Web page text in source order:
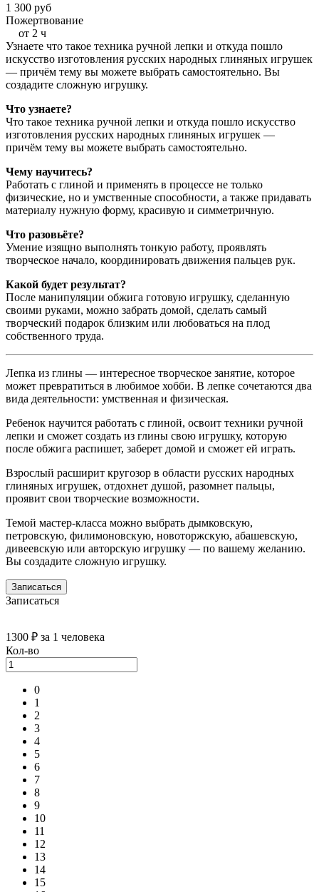
1 300 руб
Пожертвование
от 2 ч
Узнаете что такое техника ручной лепки и откуда пошло
искусство изготовления русских народных глиняных игрушек
— причём тему вы можете выбрать самостоятельно. Вы
создадите сложную игрушку.
Что узнаете?
Что такое техника ручной лепки и откуда пошло искусство
изготовления русских народных глиняных игрушек —
причём тему вы можете выбрать самостоятельно.
Чему научитесь?
Работать с глиной и применять в процессе не только
физические, но и умственные способности, а также придавать
материалу нужную форму, красивую и симметричную.
Что разовьёте?
Умение изящно выполнять тонкую работу, проявлять
творческое начало, координировать движения пальцев рук.
Какой будет результат?
После манипуляции обжига готовую игрушку, сделанную
своими руками, можно забрать домой, сделать самый
творческий подарок близким или любоваться на плод
собственного труда.
Лепка из глины — интересное творческое занятие, которое
может превратиться в любимое хобби. В лепке сочетаются два
вида деятельности: умственная и физическая.
Ребенок научится работать с глиной, освоит техники ручной
лепки и сможет создать из глины свою игрушку, которую
после обжига распишет, заберет домой и сможет ей играть.
Взрослый расширит кругозор в области русских народных
глиняных игрушек, отдохнет душой, разомнет пальцы,
проявит свои творческие возможности.
Темой мастер-класса можно выбрать дымковскую,
петровскую, филимоновскую, новоторжскую, абашевскую,
дивеевскую или авторскую игрушку — по вашему желанию.
Вы создадите сложную игрушку.
Записаться
Записаться
1300 ₽ за 1 человека
Кол-во
0
1
2
3
4
5
6
7
8
9
10
11
12
13
14
15